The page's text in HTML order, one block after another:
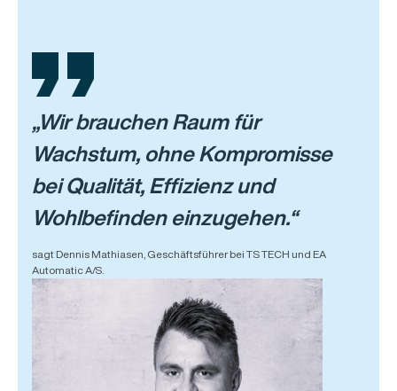
„Wir brauchen Raum für
Wachstum, ohne Kompromisse
bei Qualität, Effizienz und
Wohlbefinden einzugehen.“
sagt Dennis Mathiasen, Geschäftsführer bei TS TECH und EA
Automatic A/S.